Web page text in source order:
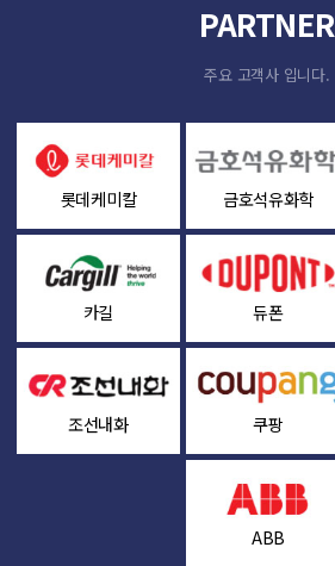
PARTNER
주요 고객사 입니다.
롯데케미칼 금호석유화학
카길 듀폰
조선내화 쿠팡
ABB